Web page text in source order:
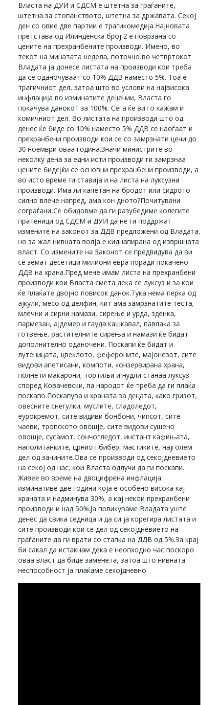
Власта на ДУИ и СДСМ е штетна за граѓаните,
штетна за стопанството, штетна за државата. Секој
ден со овие две партии е трагикомедија.Најновата
претстава од Илинденска број 2 е поврзана со
цените на прехранбените производи. Имено, во
текот на минатата недела, поточно во четвртокот
Владата ја донесе листата на производи кои треба
да се оданочуваат со 10% ДДВ наместо 5%. Тоа е
трагичниот дел, затоа што во услови на највисока
инфлација во изминатите децении, Власта го
покачува данокот за 100%. Сега ќе ви го кажам и
комичниот дел. Во листата на производи што од
денес ќе биде со 10% наместо 5% ДДВ се наоѓаат и
прехранбени производи кои се со замрзнати цени до
30 ноември оваа година.Значи министрите во
неколку дена за едни исти производи ги замрзнаа
цените бидејќи се основни прехранбени производи, а
во исто време ги ставија и на листа на луксузни
производи. Има ли капетан на бродот или сидрото
силно влече напред, ама кон дното?Почитувани
сограѓани,Се обидовме да ги разубедиме колегите
пратеници од СДСМ и ДУИ да не ги поддржат
измените на законот за ДДВ предложени од Владата,
но за жал нивната волја е киднапирана од извршната
власт. Со измените на Законот се предвидува да ви
се земат десетици милиони евра поради покачено
ДДВ на храна.Пред мене имам листа на прехранбени
производи кои Власта смета дека се луксуз и за кои
ќе плаќате двојно повисок данок.Тука нема перка од
ајкули, месо од делфин, кит ама замрзнатите теста,
млечни и сирни намази, сирење и урда, зденка,
пармезан, ајдемер и гауда кашкавал, павлака за
готвење, растителните сирења и намази ќе бидат
дополнително оданочени. Поскапи ќе бидат и
лутеницата, цвеклото, фефероните, мајонезот, сите
видови апетисани, компоти, конзервирана храна,
полнети макарони, тортиљи и нудли станаа луксуз
според Ковачевски, па народот ќе треба да ги плаќа
поскапо.Поскапува и храната за децата, како гризот,
овесните снегулки, муслите, сладоледот,
еурокремот, сите видиви бонбони, чипсот, сите
чаеви, тропското овошје, сите видови сушено
овошје, сусамот, сончогледот, инстант кафињата,
наполитанките, црниот бибер, мастиките, најголем
дел од зачините.Ова се производи од секојдневието
на секој од нас, кои Власта одлучи да ги поскапи.
Живее во време на двоцифрена инфлација
изминативе две години која е особено висока кај
храната и надминува 30%, а кај некои прехранбени
производи и над 50%.Ја повикуваме Владата уште
денес да свика седница и да си ја корегира листата и
сите производи кои се дел од секојдневието на
граѓаните да ги врати со стапка на ДДВ од 5%.За крај
би сакал да истакнам дека е неопходно час поскоро
оваа власт да биде заменета, затоа што нивната
неспособност ја плаќаме секојдневно.